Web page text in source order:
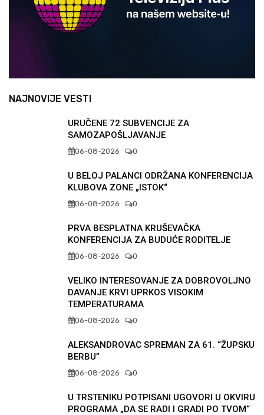
NAJNOVIJE VESTI
URUČENE 72 SUBVENCIJE ZA
SAMOZAPOŠLJAVANJE
06-08-2026 0
U BELOJ PALANCI ODRŽANA KONFERENCIJA
KLUBOVA ZONE „ISTOK“
06-08-2026 0
PRVA BESPLATNA KRUŠEVAČKA
KONFERENCIJA ZA BUDUĆE RODITELJE
06-08-2026 0
VELIKO INTERESOVANJE ZA DOBROVOLJNO
DAVANJE KRVI UPRKOS VISOKIM
TEMPERATURAMA
06-08-2026 0
ALEKSANDROVAC SPREMAN ZA 61. “ŽUPSKU
BERBU”
06-08-2026 0
U TRSTENIKU POTPISANI UGOVORI U OKVIRU
PROGRAMA „DA SE RADI I GRADI PO TVOM“